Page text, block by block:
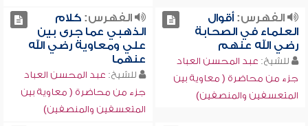
الفهرس:أقوال
العلماء في الصحابة
رضي الله عنهم
للشيخ: عبد المحسن العباد
جزء من محاضرة ( معاوية بين
المتعسفين والمنصفين)
الفهرس:كلام
الذهبي عما جرى بين
علي ومعاوية رضي الله
عنهما
للشيخ: عبد المحسن العباد
جزء من محاضرة ( معاوية بين
المتعسفين والمنصفين)